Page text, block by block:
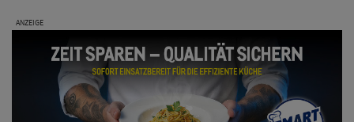
ANZEIGE